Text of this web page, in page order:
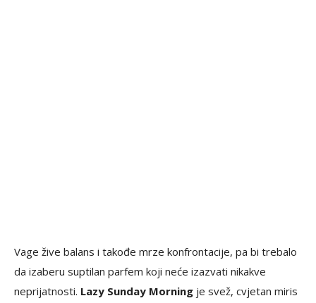
Vage žive balans i takođe mrze konfrontacije, pa bi trebalo
da izaberu suptilan parfem koji neće izazvati nikakve
neprijatnosti. Lazy Sunday Morning je svež, cvjetan miris